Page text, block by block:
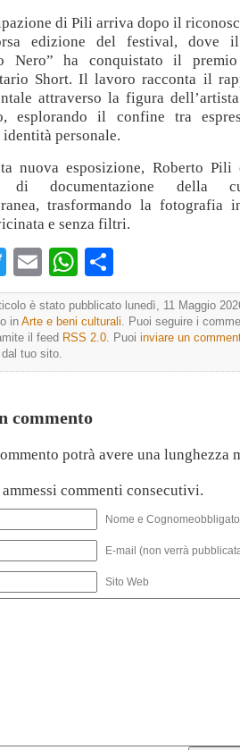
di Pili arriva dopo il
edizione del festival, dove
Nero” ha conquistato il
Short. Il lavoro racconta il
attraverso la figura
esplorando il confine tra
personale.
nuova esposizione, Roberto
di documentazione della
trasformando la fotografia
e senza filtri.
TwitterEmailWhatsApp
è stato pubblicato lunedì, 11 Maggio
inArte e beni culturali. Puoi seguire i
il feed RSS 2.0. Puoi inviare un
dal tuo sito.
commento
potrà avere una lunghezza
commenti consecutivi.
Nome e
E-mail (non verrà
Sito Web